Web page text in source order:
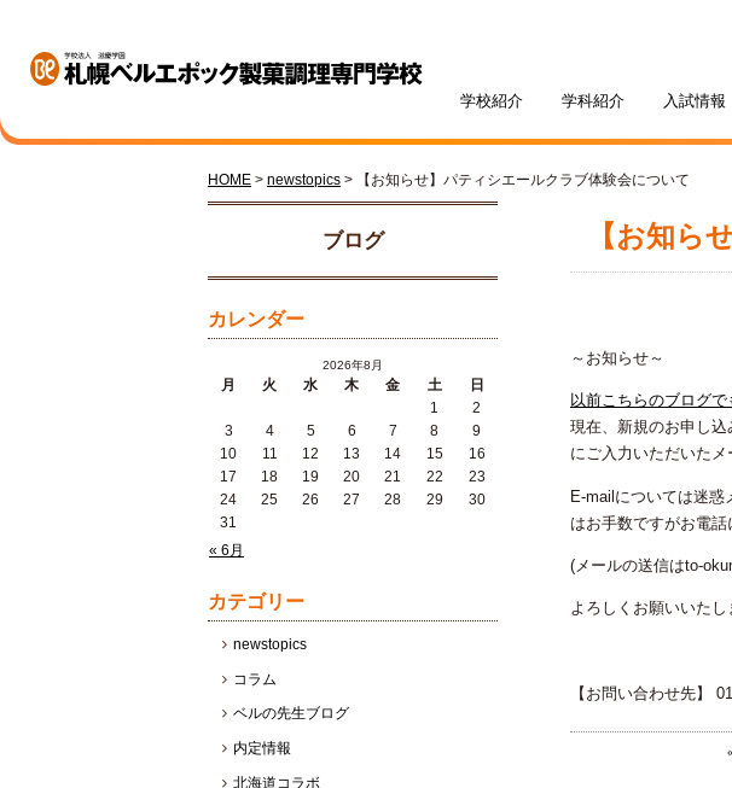
学校紹介
学校紹介
先輩が教える札幌ベルの魅力
学科紹介
学科・専攻紹介
パティシエ科 調理師科
入試情報
入試情報
総合型選抜（AO入試）
学費・奨学金
資格・就職
キャンパスライフ
札幌ベル生のリアルボイス 年間スケジュール
訪問者別
社会人・フリーター・大学生の
オープンキャンパス
オンラインオープンキャンパス
HOME > newstopics > 【お知らせ】パティシエールクラブ体験会について
【お知ら
～お知らせ～
以前こちらのブログ
現在、新規のお申し
にご入力いただいた
E-mailについては迷惑
はお手数ですがお電話
(メールの送信はto-
よろしくお願いいたし
【お問い合わせ先】
«
ブログ
カレンダー
2026年8月
月 火 水 木 金 土 日
« 6月
1
2
3
4 5 6 7 8
9
10
11 12 13 14 15
16
17
18 19 20 21 22
23
24
25 26 27 28 29
30
31
カテゴリー
newstopics
コラム
ベルの先生ブログ
内定情報
北海道コラボ